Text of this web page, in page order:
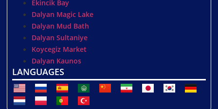
Ekincik Bay
Dalyan Magic Lake
Dalyan Mud Bath
Dalyan Sultaniye
Koycegiz Market
Dalyan Kaunos
LANGUAGES